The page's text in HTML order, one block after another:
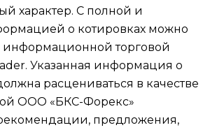
характер. С полной и
о котировках можно
информационной торговой
Указанная информация о
расцениваться в качестве
ООО «БКС-Форекс»
предложения,